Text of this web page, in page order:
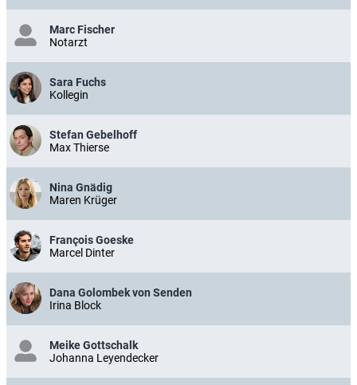
Marc Fischer
Notarzt
Sara Fuchs
Kollegin
Stefan Gebelhoff
Max Thierse
Nina Gnädig
Maren Krüger
François Goeske
Marcel Dinter
Dana Golombek von Senden
Irina Block
Meike Gottschalk
Johanna Leyendecker